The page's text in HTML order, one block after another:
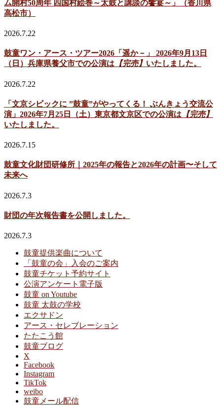
ム開村50周年 四国村絵巻～太鼓と講談の饗宴～」（香川県
高松市）
2026.7.22
鼓童ワン・アース・ツアー2026「遥か－」 2026年9月13日
（日）兵庫県養父市での公演は 【完売】 いたしました。
2026.7.22
「文京シビックに ”鼓童”がやってくる！ ぶんきょう交流公
演」2026年7月25日（土）東京都文京区での公演は 【完売】
いたしました。
2026.7.15
鼓童文化財団研修所｜2025年の報告と2026年の計画〜そして
未来へ
2026.7.3
財団の年次報告書を公開しました。
2026.7.3
鼓童提供楽曲について
「鼓童の会」入会のご案内
鼓童チケット予約サイト
公演アンケート電子版
鼓童 on Youtube
鼓童 太鼓の学校
エクサドン
アース・セレブレーション
たたこう館
鼓童ブログ
X
Facebook
Instagram
TikTok
weibo
鼓童メール配信